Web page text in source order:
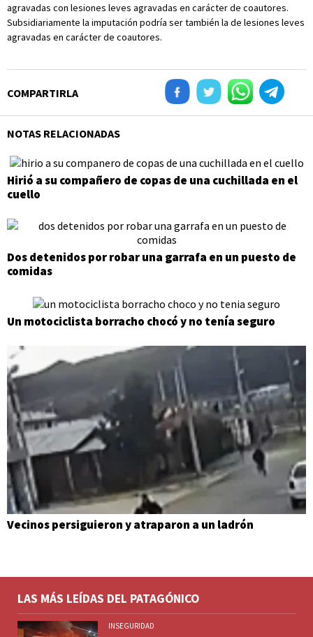
agravadas con lesiones leves agravadas en carácter de coautores.
Subsidiariamente la imputación podría ser también la de lesiones leves
agravadas en carácter de coautores.
COMPARTIRLA
NOTAS RELACIONADAS
Hirió a su compañero de copas de una cuchillada en el
cuello
Dos detenidos por robar una garrafa en un puesto de
comidas
Un motociclista borracho chocó y no tenía seguro
Vecinos persiguieron y atraparon a un ladrón
LAS MÁS LEÍDAS DEL PATAGÓNICO
INSEGURIDAD